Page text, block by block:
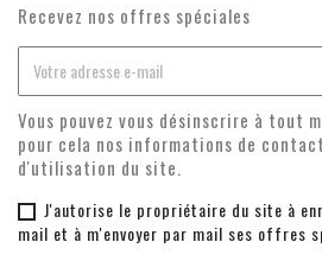
Recevez nos offres spéciales
Vous pouvez vous désinscrire à tout
pour cela nos informations de
d'utilisation du site.
J'autorise le propriétaire du site à
mail et à m'envoyer par mail ses offres